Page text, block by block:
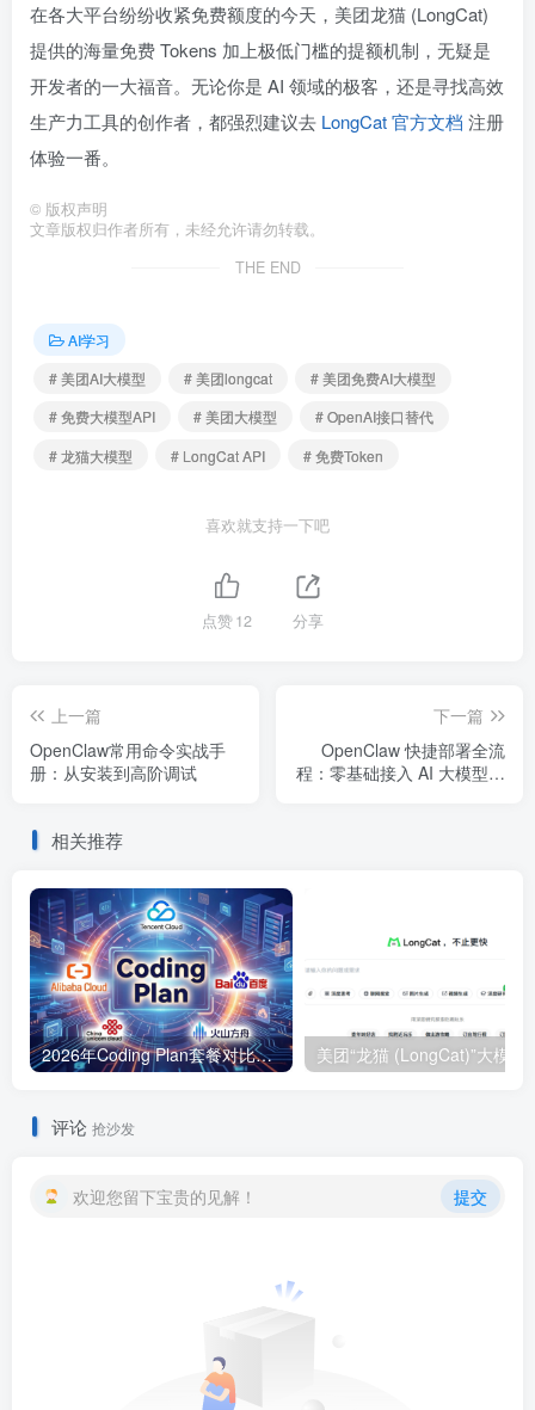
在各大平台纷纷收紧免费额度的今天，美团龙猫 (LongCat)
提供的海量免费 Tokens 加上极低门槛的提额机制，无疑是
开发者的一大福音。无论你是 AI 领域的极客，还是寻找高效
生产力工具的创作者，都强烈建议去 LongCat 官方文档 注册
体验一番。
© 版权声明
文章版权归作者所有，未经允许请勿转载。
THE END
AI学习
# 美团AI大模型
# 美团longcat
# 美团免费AI大模型
# 免费大模型API
# 美团大模型
# OpenAI接口替代
# 龙猫大模型
# LongCat API # 免费Token
喜欢就支持一下吧
点赞12 分享
上一篇
OpenClaw常用命令实战手
册：从安装到高阶调试
下一篇
OpenClaw 快捷部署全流
程：零基础接入 AI 大模型与
相关推荐
2026年Coding Plan套餐对比：腾讯云/阿里云/百度/联通云/火山方舟价格与限购规则详解
评论 抢沙发
欢迎您留下宝贵的见解！ 提交